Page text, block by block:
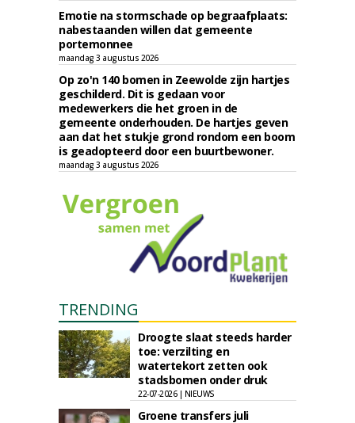
Emotie na stormschade op begraafplaats:
nabestaanden willen dat gemeente
portemonnee
maandag 3 augustus 2026
Op zo'n 140 bomen in Zeewolde zijn hartjes
geschilderd. Dit is gedaan voor
medewerkers die het groen in de
gemeente onderhouden. De hartjes geven
aan dat het stukje grond rondom een boom
is geadopteerd door een buurtbewoner.
maandag 3 augustus 2026
TRENDING
Droogte slaat steeds harder
toe: verzilting en
watertekort zetten ook
stadsbomen onder druk
22-07-2026 | NIEUWS
Groene transfers juli